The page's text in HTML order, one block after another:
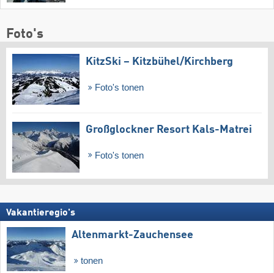
Foto's
KitzSki – Kitzbühel/​Kirchberg
Foto's tonen
Großglockner Resort Kals-Matrei
Foto's tonen
Vakantieregio's
Altenmarkt-Zauchensee
tonen